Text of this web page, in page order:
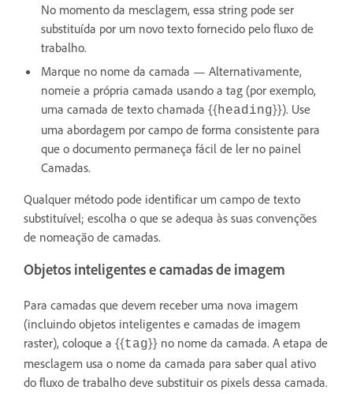
No momento da mesclagem, essa string pode ser
substituída por um novo texto fornecido pelo fluxo de
trabalho.
Marque no nome da camada — Alternativamente,
nomeie a própria camada usando a tag (por exemplo,
uma camada de texto chamada {{heading}}). Use
uma abordagem por campo de forma consistente para
que o documento permaneça fácil de ler no painel
Camadas.
Qualquer método pode identificar um campo de texto
substituível; escolha o que se adequa às suas convenções
de nomeação de camadas.
Objetos inteligentes e camadas de imagem
Para camadas que devem receber uma nova imagem
(incluindo objetos inteligentes e camadas de imagem
raster), coloque a {{tag}} no nome da camada. A etapa de
mesclagem usa o nome da camada para saber qual ativo
do fluxo de trabalho deve substituir os pixels dessa camada.